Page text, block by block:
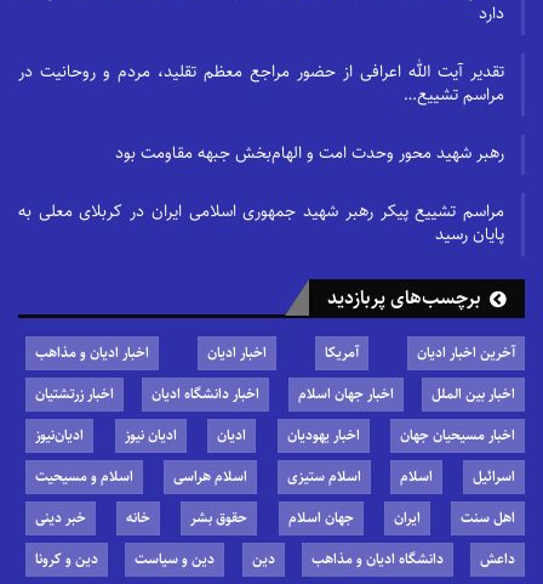
دارد
تقدیر آیت الله اعرافی از حضور مراجع معظم تقلید، مردم و روحانیت در
مراسم تشییع…
رهبر شهید محور وحدت امت و الهام‌بخش جبهه مقاومت بود
مراسم تشییع پیکر رهبر شهید جمهوری اسلامی ایران در کربلای معلی به
پایان رسید
برچسب‌های پربازدید
آخرین اخبار ادیان آمریکا اخبار ادیان
اخبار ادیان و مذاهب
اخبار بین الملل
اخبار جهان اسلام اخبار دانشگاه ادیان
اخبار زرتشتیان
اخبار مسیحیان جهان
اخبار یهودیان ادیان ادیان نیوز
ادیان‌نیوز
اسرائیل
اسلام اسلام ستیزی اسلام هراسی
اسلام و مسیحیت
اهل سنت
ایران جهان اسلام حقوق بشر خانه
خبر دینی
داعش
دانشگاه ادیان و مذاهب دین دین و سیاست دین و کرونا